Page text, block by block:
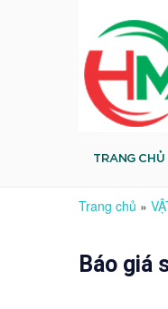
TRANG CHỦ
Trang chủ »
Báo giá